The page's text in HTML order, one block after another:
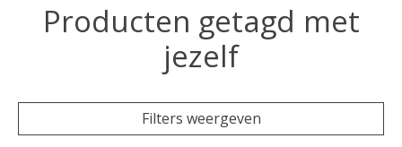
Producten getagd met
jezelf
Filters weergeven